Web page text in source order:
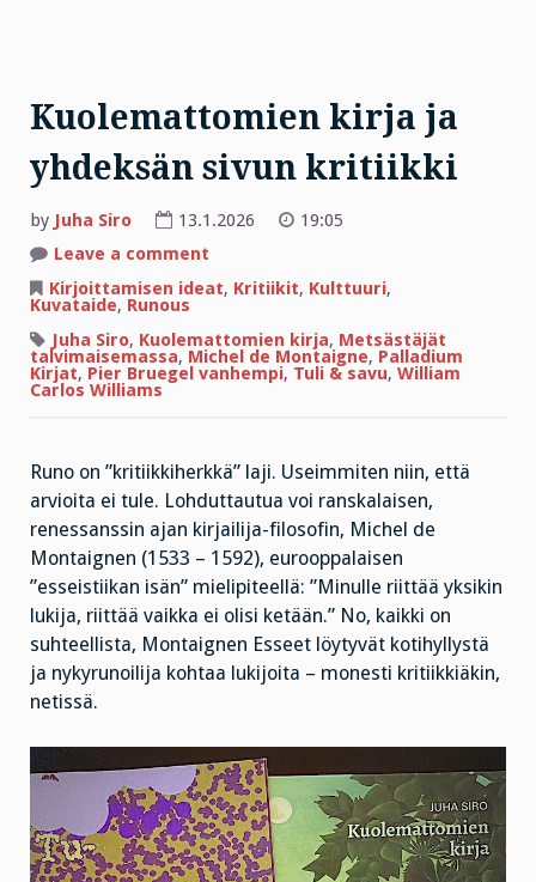
Kuolemattomien kirja ja
yhdeksän sivun kritiikki
by Juha Siro 13.1.2026
19:05
Leave a comment
kirja
sivun
kritiikki
Kirjoittamisen ideat, Kritiikit, Kulttuuri,
Kuvataide, Runous
Juha Siro, Kuolemattomien kirja, Metsästäjät
talvimaisemassa, Michel de Montaigne, Palladium
Kirjat, Pier Bruegel vanhempi, Tuli & savu, William
Carlos Williams
Runo on ”kritiikkiherkkä” laji. Useimmiten niin, että
arvioita ei tule. Lohduttautua voi ranskalaisen,
renessanssin ajan kirjailija-filosofin, Michel de
Montaignen (1533 – 1592), eurooppalaisen
”esseistiikan isän” mielipiteellä: ”Minulle riittää yksikin
lukija, riittää vaikka ei olisi ketään.” No, kaikki on
suhteellista, Montaignen Esseet löytyvät kotihyllystä
ja nykyrunoilija kohtaa lukijoita – monesti kritiikkiäkin,
netissä.